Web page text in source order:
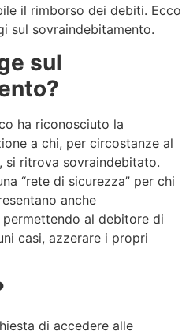
il rimborso dei debiti. Ecco
sul sovraindebitamento.
sul
ha riconosciuto la
a chi, per circostanze al
ritrova sovraindebitato.
“rete di sicurezza” per chi
anche
al debitore di
casi, azzerare i propri
di accedere alle